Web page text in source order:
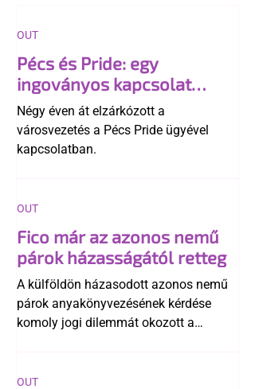
Pécs és Pride: egy
ingoványos kapcsolat
története
Négy éven át elzárkózott a
városvezetés a Pécs Pride ügyével
kapcsolatban.
OUT
Fico már az azonos nemű
párok házasságától retteg
A külföldön házasodott azonos nemű
párok anyakönyvezésének kérdése
komoly jogi dilemmát okozott a
egyértelműen tiltja a házasságuk
OUT
OUT